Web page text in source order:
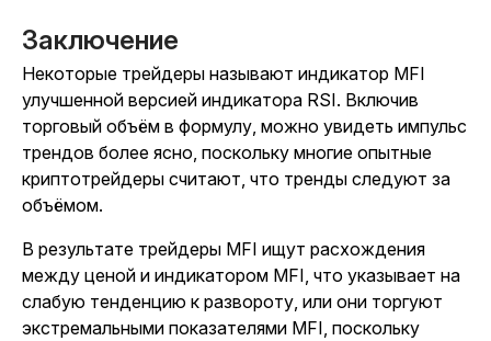
Заключение
Некоторые трейдеры называют индикатор MFI
улучшенной версией индикатора RSI. Включив
торговый объём в формулу, можно увидеть импульс
трендов более ясно, поскольку многие опытные
криптотрейдеры считают, что тренды следуют за
объёмом.
В результате трейдеры MFI ищут расхождения
между ценой и индикатором MFI, что указывает на
слабую тенденцию к развороту, или они торгуют
экстремальными показателями MFI, поскольку